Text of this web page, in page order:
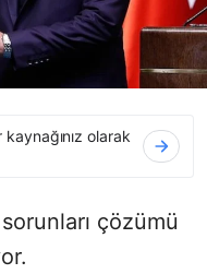
olarak
çözümü